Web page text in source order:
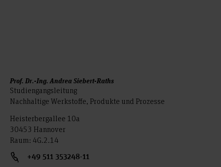
Prof. Dr.-Ing. Andrea Siebert-Raths
Studiengangsleitung
Nachhaltige Werkstoffe, Produkte und Prozesse
Heisterbergallee 10a
30453 Hannover
Raum: 4G.2.14
+49 511 353248-11